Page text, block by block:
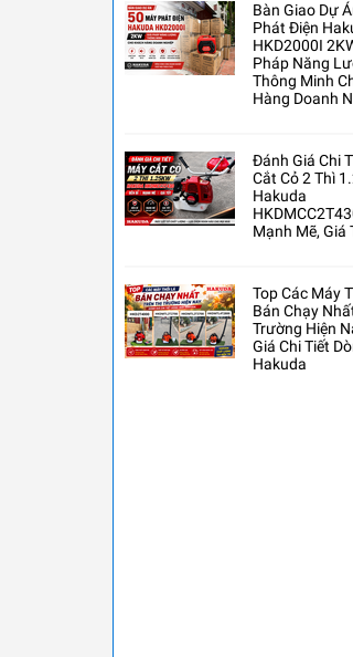
Bàn Giao Dự
Phát Điện
HKD2000I
Pháp Năng
Thông Minh
Hàng Doanh
Đánh Giá Chi
Cắt Cỏ 2 Thì
Hakuda
Mạnh Mẽ, Giá
Top Các Máy
Bán Chạy
Trường Hiện
Giá Chi Tiết
Hakuda